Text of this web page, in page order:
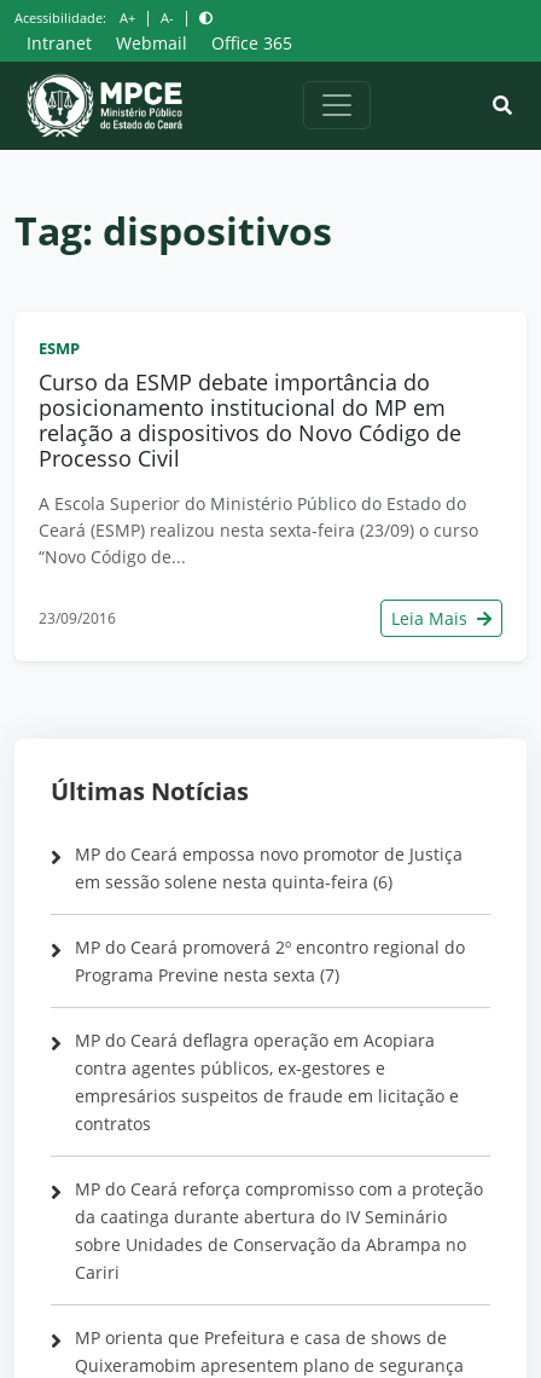
Pular
para
o
conteúdo
Acessibilidade: A+ | A- |
Intranet Webmail Office 365
Tag: dispositivos
ESMP
Curso da ESMP debate importância do
posicionamento institucional do MP em
relação a dispositivos do Novo Código de
Processo Civil
A Escola Superior do Ministério Público do Estado do
Ceará (ESMP) realizou nesta sexta-feira (23/09) o curso
“Novo Código de...
23/09/2016 Leia Mais
Últimas Notícias
MP do Ceará empossa novo promotor de Justiça
em sessão solene nesta quinta-feira (6)
MP do Ceará promoverá 2º encontro regional do
Programa Previne nesta sexta (7)
MP do Ceará deflagra operação em Acopiara
contra agentes públicos, ex-gestores e
empresários suspeitos de fraude em licitação e
contratos
MP do Ceará reforça compromisso com a proteção
da caatinga durante abertura do IV Seminário
sobre Unidades de Conservação da Abrampa no
Cariri
MP orienta que Prefeitura e casa de shows de
Quixeramobim apresentem plano de segurança